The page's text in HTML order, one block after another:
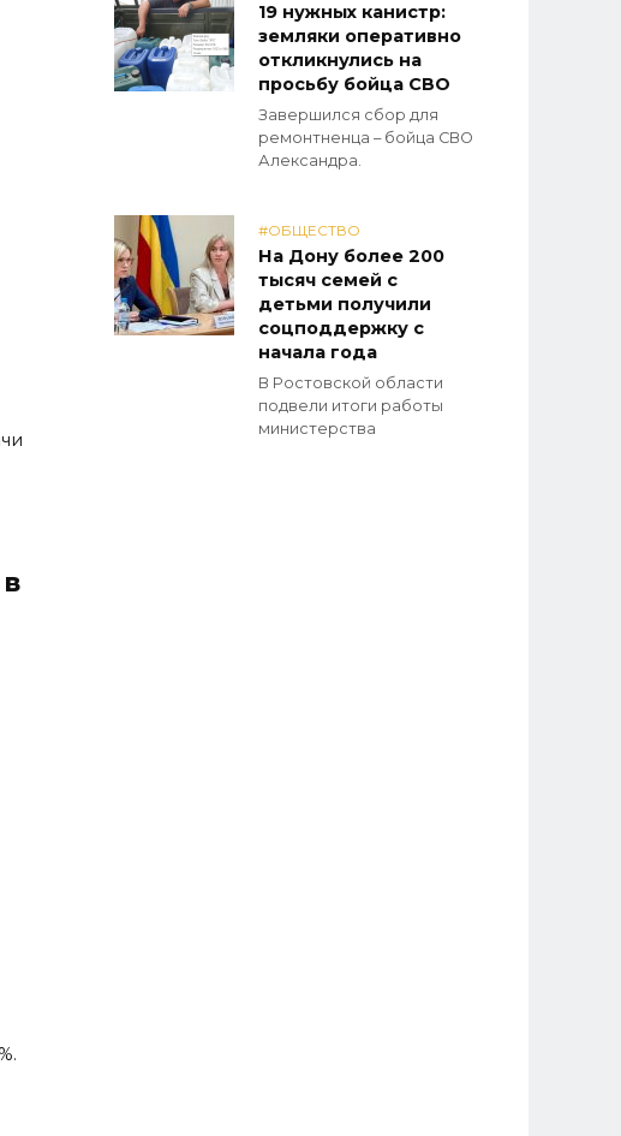
19 нужных канистр:
земляки оперативно
откликнулись на
просьбу бойца СВО
Завершился сбор для
ремонтненца – бойца СВО
Александра.
#ОБЩЕСТВО
На Дону более 200
тысяч семей с
детьми получили
соцподдержку с
начала года
В Ростовской области
подвели итоги работы
министерства